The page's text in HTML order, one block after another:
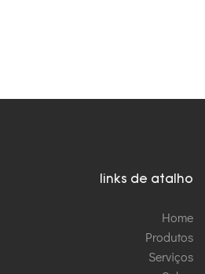
links de atalho
Home
Produtos
Serviços